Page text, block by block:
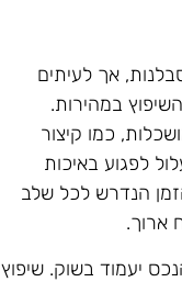
אך לעיתים
במהירות.
כמו קיצור
לפגוע באיכות
הנדרש לכל שלב
ארוך.
יעמוד בשוק. שיפוץ